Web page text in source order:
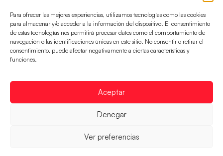
Para ofrecer las mejores experiencias, utilizamos tecnologías como las cookies
para almacenar y/o acceder a la información del dispositivo. El consentimiento
de estas tecnologías nos permitirá procesar datos como el comportamiento de
navegación o las identificaciones únicas en este sitio. No consentir o retirar el
consentimiento, puede afectar negativamente a ciertas características y
funciones.
Aceptar
Denegar
Ver preferencias
Incidencias
CONTACTO
EN
FINANCIADO
RFEBM © 2024. Todos los derechos reservados –
Desarrollado por